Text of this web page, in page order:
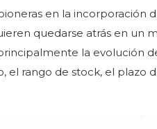
en la incorporación
quedarse atrás en un
la evolución
el rango de stock, el plazo